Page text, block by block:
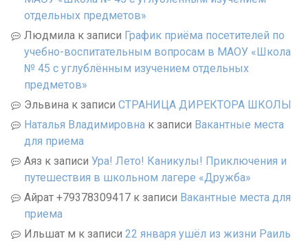
отдельных предметов»
Людмила к записи График приёма посетителей по
учебно-воспитательным вопросам в МАОУ «Школа
№ 45 с углублённым изучением отдельных
предметов»
Эльвина к записи СТРАНИЦА ДИРЕКТОРА ШКОЛЫ
Наталья Владимировна к записи Вакантные места
для приема
Аяз к записи Ура! Лето! Каникулы! Приключения и
путешествия в школьном лагере «Дружба»
Айрат +79378309417 к записи Вакантные места для
приема
Ильшат м к записи 22 января ушёл из жизни Раиль